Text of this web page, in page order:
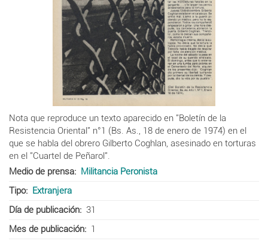
Nota que reproduce un texto aparecido en "Boletín de la
Resistencia Oriental" n°1 (Bs. As., 18 de enero de 1974) en el
que se habla del obrero Gilberto Coghlan, asesinado en torturas
en el "Cuartel de Peñarol".
Medio de prensa
Militancia Peronista
Tipo
Extranjera
Día de publicación
31
Mes de publicación
1